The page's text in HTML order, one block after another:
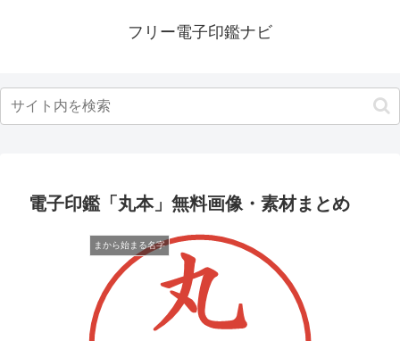
フリー電子印鑑ナビ
電子印鑑「丸本」無料画像・素材まとめ
まから始まる名字